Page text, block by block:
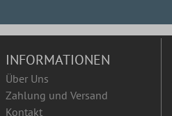
INFORMATIONEN
Über Uns
Zahlung und Versand
Kontakt